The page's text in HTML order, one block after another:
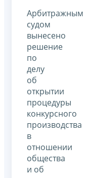
Арбитражным
судом
вынесено
решение
по
делу
об
открытии
процедуры
конкурсного
производства
в
отношении
общества
и об